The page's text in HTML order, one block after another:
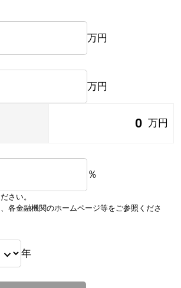
万円
万円
0 万円
％
さい。
各金融機関のホームページ等をご参照くださ
年